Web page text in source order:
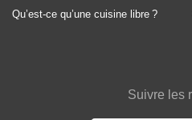
Qu’est-ce qu’une cuisine libre ?
Suivre les